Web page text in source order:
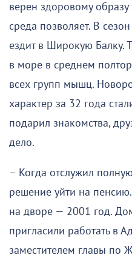
верен здоровому образу
среда позволяет. В
ездит в Широкую Балку.
в море в среднем
всех групп мышц.
характер за 32 года
подарил знакомства,
дело.
– Когда отслужил
решение уйти на
на дворе — 2001 год.
пригласили работать в
заместителем главы по